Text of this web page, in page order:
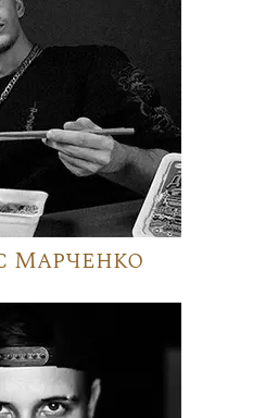
Марченко